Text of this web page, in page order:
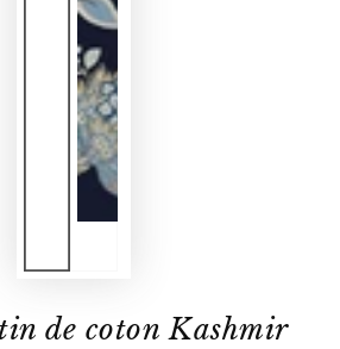
de coton Kashmir